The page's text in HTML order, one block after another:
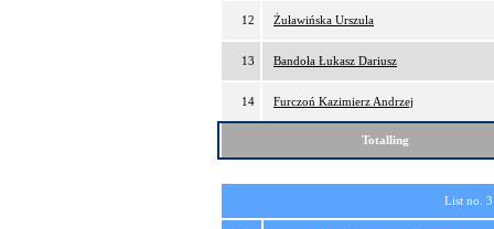
12 Żuławińska Urszula
13 Bandoła Łukasz Dariusz
14 Furczoń Kazimierz Andrzej
Totalling
List no.